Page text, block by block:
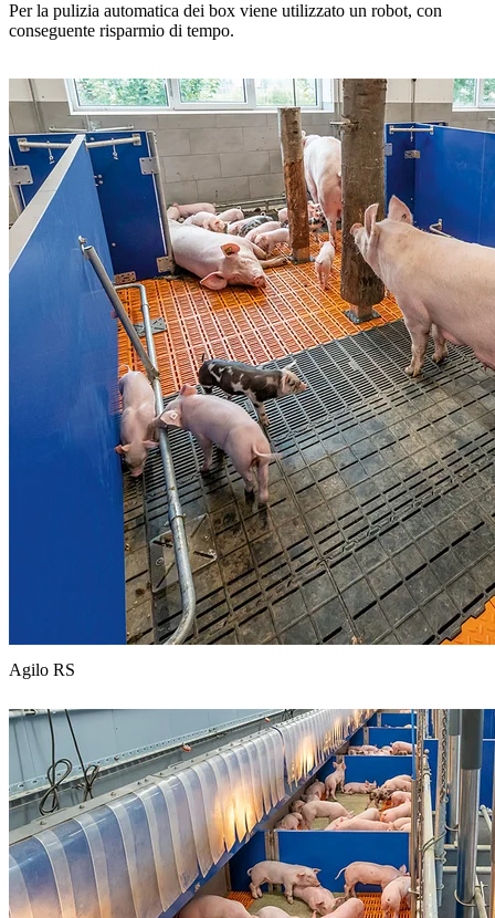
Per la pulizia automatica dei box viene utilizzato un robot, con
conseguente risparmio di tempo.
Agilo RS